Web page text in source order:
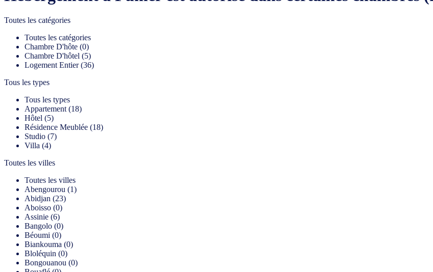
Toutes les catégories
Toutes les catégories
Chambre D'hôte (0)
Chambre D'hôtel (5)
Logement Entier (36)
Tous les types
Tous les types
Appartement (18)
Hôtel (5)
Résidence Meublée (18)
Studio (7)
Villa (4)
Toutes les villes
Toutes les villes
Abengourou (1)
Abidjan (23)
Aboisso (0)
Assinie (6)
Bangolo (0)
Béoumi (0)
Biankouma (0)
Bloléquin (0)
Bongouanou (0)